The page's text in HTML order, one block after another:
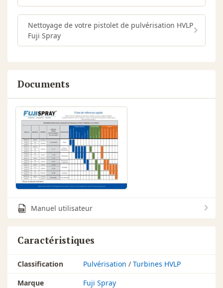
Nettoyage de votre pistolet de pulvérisation HVLP
Fuji Spray
Documents
Manuel utilisateur
Caractéristiques
Classification Pulvérisation / Turbines HVLP
Marque
Fuji Spray